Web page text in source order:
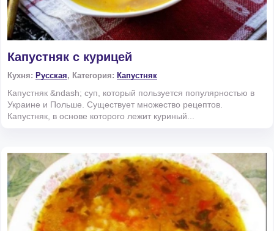
Капустняк с курицей
Кухня: Русская, Категория: Капустняк
Капустняк &ndash; суп, который пользуется популярностью в
Украине и Польше. Существует множество рецептов.
Капустняк, в основе которого лежит куриный...